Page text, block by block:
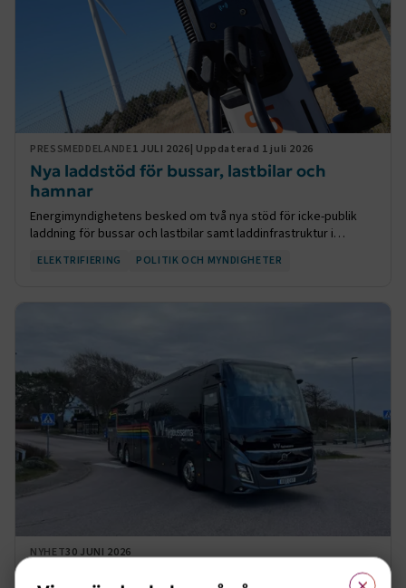
PRESSMEDDELANDE1 JULI 2026| Uppdaterad 1 juli 2026
Nya laddstöd för bussar, lastbilar och
hamnar
Energimyndighetens besked om två nya stöd för icke-publik
laddning för bussar och lastbilar samt laddinfrastruktur i
transportsektorns klimatomställning.
ELEKTRIFIERING POLITIK OCH MYNDIGHETER
NYHET30 JUNI 2026
×